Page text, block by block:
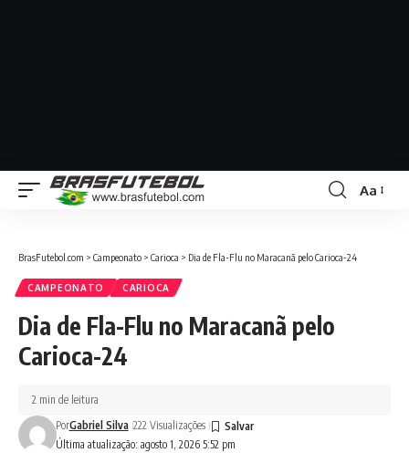
Aa
BrasFutebol.com > Campeonato > Carioca > Dia de Fla-Flu no Maracanã pelo Carioca-24
CAMPEONATO CARIOCA
Dia de Fla-Flu no Maracanã pelo
Carioca-24
Última atualização: agosto 1, 2026 5:52 pm
PorGabriel Silva 222 Visualizações
2 min de leitura